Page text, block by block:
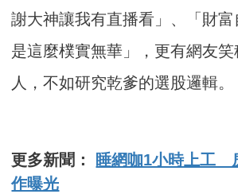
謝大神讓我有直播看」、「財
是這麼樸實無華」，更有網友笑
人，不如研究乾爹的選股邏輯。
更多新聞：
睡網咖1小時上工
作曝光